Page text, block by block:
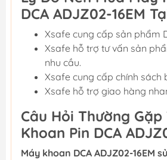
DCA ADJZ02-16EM
Xsafe cung cấp sản phẩm
Xsafe hỗ trợ tư vấn sản
nhu cầu.
Xsafe cung cấp chính sách
Xsafe hỗ trợ giao hàng
Câu Hỏi Thường Gặp
Khoan Pin DCA
Máy khoan DCA ADJZ02-16EM